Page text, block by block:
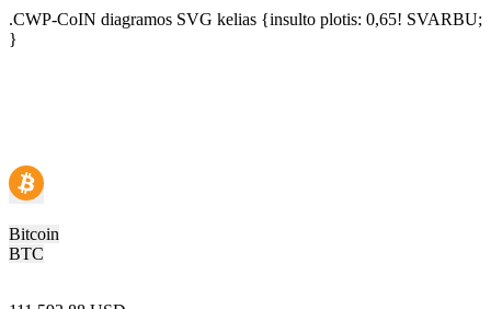
.CWP-CoIN diagramos SVG kelias {insulto plotis: 0,65! SVARBU;
}
Bitcoin
BTC